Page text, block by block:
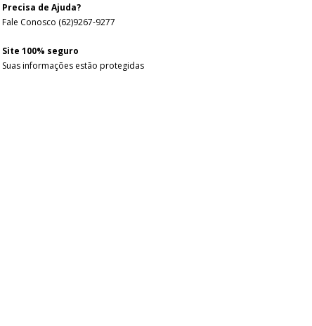
Precisa de Ajuda?
Fale Conosco (62)9267-9277
Site 100% seguro
Suas informações estão protegidas